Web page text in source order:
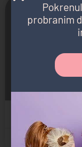
PROLEĆE
Jaslice,
Zatvoreno
Palilula
probranim